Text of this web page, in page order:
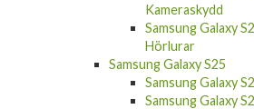
Samsung Galaxy
Hörlurar
Samsung Galaxy S25
Samsung Galaxy
Samsung Galaxy
Samsung Galaxy